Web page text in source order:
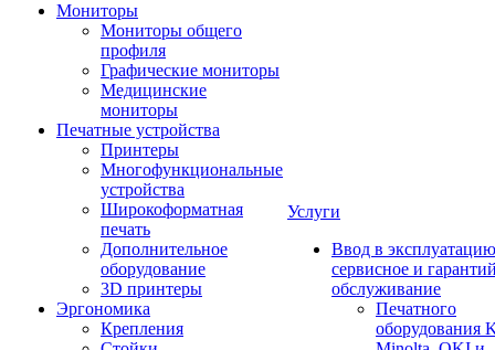
Мониторы
Мониторы общего
профиля
Графические мониторы
Медицинские
мониторы
Печатные устройства
Принтеры
Многофункциональные
устройства
Широкоформатная
печать
Дополнительное
оборудование
3D принтеры
Эргономика
Крепления
Услуги
Ввод в
сервисное и
обслуживание
Печатного
оборудования